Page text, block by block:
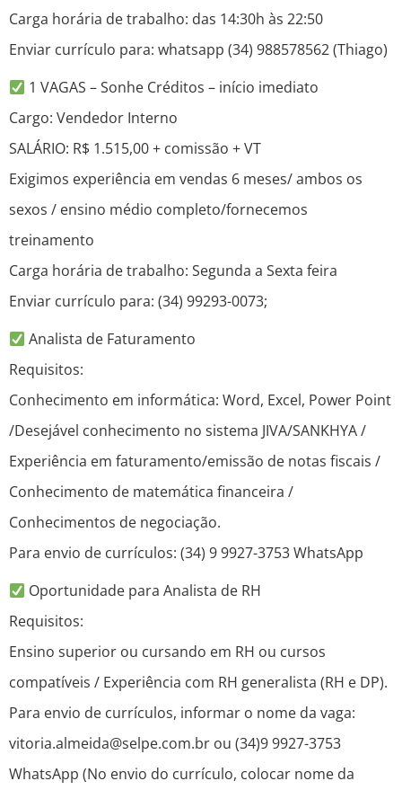
Carga horária de trabalho: das 14:30h às 22:50
Enviar currículo para: whatsapp (34) 988578562 (Thiago)
1 VAGAS – Sonhe Créditos – início imediato
Cargo: Vendedor Interno
SALÁRIO: R$ 1.515,00 + comissão + VT
Exigimos experiência em vendas 6 meses/ ambos os
sexos / ensino médio completo/fornecemos
treinamento
Carga horária de trabalho: Segunda a Sexta feira
Enviar currículo para: (34) 99293-0073;
Analista de Faturamento
Requisitos:
Conhecimento em informática: Word, Excel, Power Point
/Desejável conhecimento no sistema JIVA/SANKHYA /
Experiência em faturamento/emissão de notas fiscais /
Conhecimento de matemática financeira /
Conhecimentos de negociação.
Para envio de currículos: (34) 9 9927-3753 WhatsApp
Oportunidade para Analista de RH
Requisitos:
Ensino superior ou cursando em RH ou cursos
compatíveis / Experiência com RH generalista (RH e DP).
Para envio de currículos, informar o nome da vaga:
vitoria.almeida@selpe.com.br ou (34)9 9927-3753
WhatsApp (No envio do currículo, colocar nome da